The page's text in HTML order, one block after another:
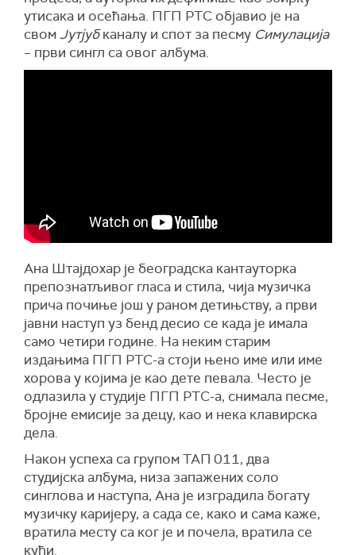
утисака и осећања. ПГП РТС објавио је на
свом Јутјубканалу и спот за песму Симулација
– први сингл са овог албума.
Ана Штајдохар је београдска кантауторка
препознатљивог гласа и стила, чија музичка
прича почиње још у раном детињству, а први
јавни наступ уз бенд десио се када је имала
само четири године. На неким старим
издањима ПГП РТС-а стоји њено име или име
хорова у којима је као дете певала. Често је
одлазила у студије ПГП РТС-а, снимала песме,
бројне емисије за децу, као и нека клавирска
дела.
Након успеха са групом ТАП 011, два
студијска албума, низа запажених соло
синглова и наступа, Ана је изградила богату
музичку каријеру, а сада се, како и сама каже,
вратила месту са ког је и почела, вратила се
кући.